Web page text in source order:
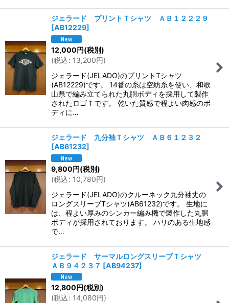
ジェラード プリントＴシャツ ＡＢ１２２２９
[AB12229]
12,000円(税別)
(税込: 13,200円)
ジェラード(JELADO)のプリントTシャツ
(AB12229)です。 14番の糸は空紡糸を使い、和歌
山県で編み立てられた丸胴ボディを採用して製作
されたロゴＴです。 乾いた質感で程よい肉感のボ
ディに…
ジェラード 九分袖Ｔシャツ ＡＢ６１２３２
[AB61232]
9,800円(税別)
(税込: 10,780円)
ジェラード(JELADO)のクルーネック九分袖丈の
ロングスリーブTシャツ(AB61232)です。 生地に
は、程よい厚みのシンカー編み機で製作した丸胴
ボディが採用されております。 ハリのある生地感
で…
ジェラード サーマルロングスリーブＴシャツ
ＡＢ９４２３７ [AB94237]
12,800円(税別)
(税込: 14,080円)